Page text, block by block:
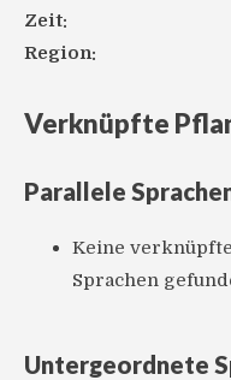
Zeit:
Region:
Verknüpfte
Parallele
Keine
Sprachen
Untergeordnete